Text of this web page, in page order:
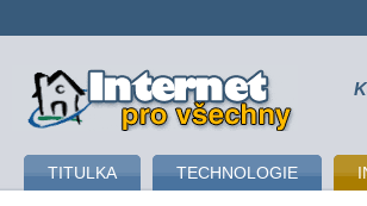
připojení k internetu
TITULKA TECHNOLOGIE